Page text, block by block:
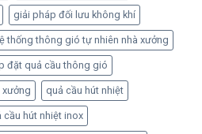
giải pháp đối lưu không khí
thống thông gió tự nhiên nhà xưởng
đặt quả cầu thông gió
xưởng quả cầu hút nhiệt
cầu hút nhiệt inox